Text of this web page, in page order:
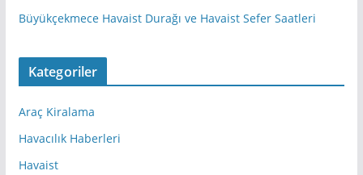
Büyükçekmece Havaist Durağı ve Havaist Sefer Saatleri
Kategoriler
Araç Kiralama
Havacılık Haberleri
Havaist